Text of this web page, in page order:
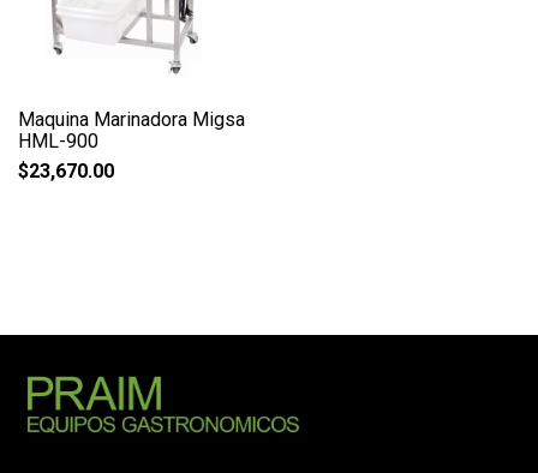
Maquina Marinadora Migsa
HML-900
$23,670.00